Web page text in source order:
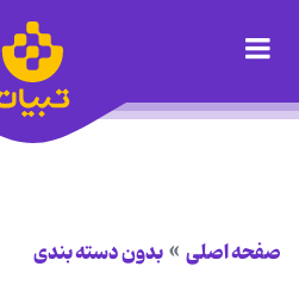
صفحه اصلی بدون دسته بندی